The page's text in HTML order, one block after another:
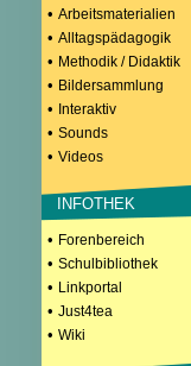
• Arbeitsmaterialien
• Alltagspädagogik
• Methodik / Didaktik
• Bildersammlung
• Interaktiv
• Sounds
• Videos
INFOTHEK
• Forenbereich
• Schulbibliothek
• Linkportal
• Just4tea
• Wiki